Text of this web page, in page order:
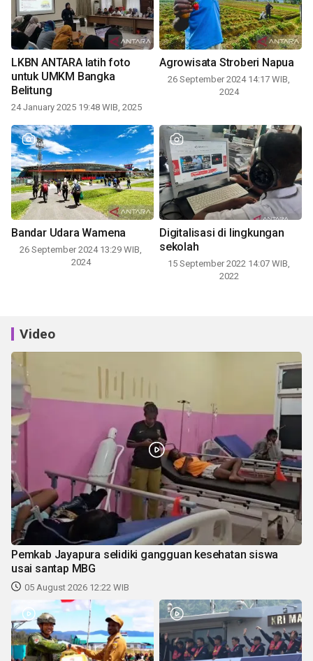
LKBN ANTARA latih foto
untuk UMKM Bangka
Belitung
24 January 2025 19:48 WIB, 2025
Agrowisata Stroberi Napua
26 September 2024 14:17 WIB,
2024
Bandar Udara Wamena
26 September 2024 13:29 WIB,
2024
Digitalisasi di lingkungan
sekolah
15 September 2022 14:07 WIB,
2022
Video
Pemkab Jayapura selidiki gangguan kesehatan siswa
usai santap MBG
05 August 2026 12:22 WIB